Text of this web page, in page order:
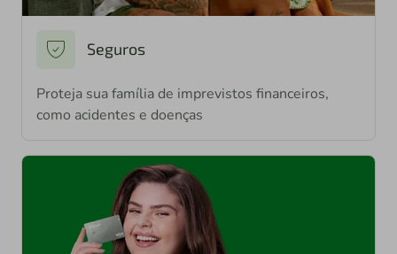
Seguros
Proteja sua família de imprevistos financeiros,
como acidentes e doenças